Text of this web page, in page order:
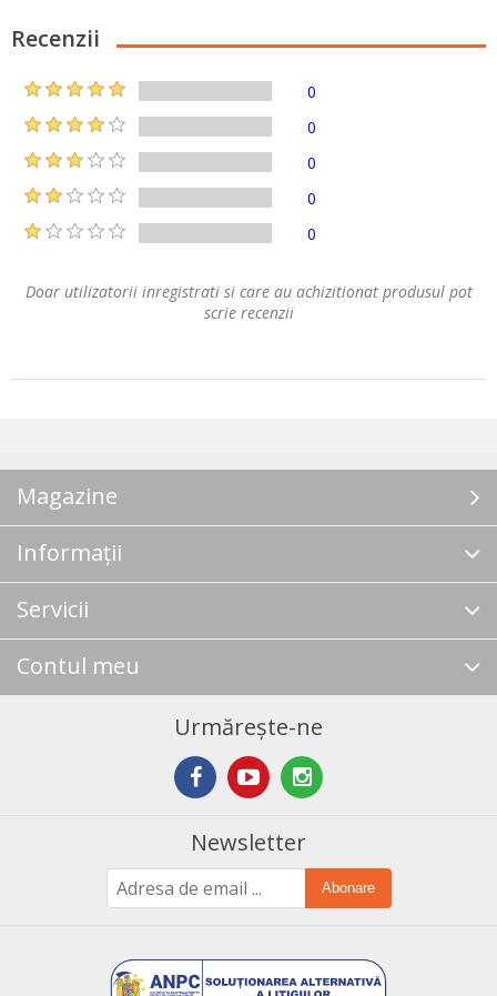
Recenzii
0
0
0
0
0
Doar utilizatorii inregistrati si care au achizitionat produsul pot
scrie recenzii
Magazine
Informații
Servicii
Contul meu
Urmărește-ne
Newsletter
Abonare